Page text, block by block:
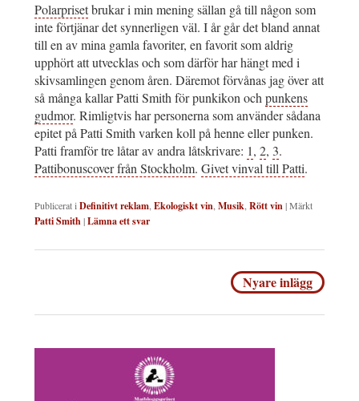
Polarprisetbrukar i min mening sällan gå till någon som
inte förtjänar det synnerligen väl. I år går det bland annat
till en av mina gamla favoriter, en favorit som aldrig
upphört att utvecklas och som därför har hängt med i
skivsamlingen genom åren. Däremot förvånas jag över att
så många kallar Patti Smith för punkikon och punkens
gudmor. Rimligtvis har personerna som använder sådana
epitet på Patti Smith varken koll på henne eller punken.
Patti framför tre låtar av andra låtskrivare: 1, 2, 3.
Pattibonuscover från Stockholm. Givet vinval till Patti.
Publicerat i Definitivt reklam Ekologiskt vin Musik Rött vin|Märkt
Patti Smith|Lämna ett svar
Nyare inlägg